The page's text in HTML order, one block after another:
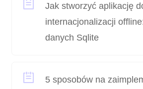
Jak stworzyć aplikację
internacjonalizacji
danych Sqlite
5 sposobów na